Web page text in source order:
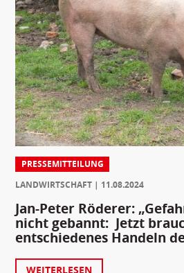
PRESSEMITTEILUNG
LANDWIRTSCHAFT
11.08.2024
Jan-Peter Röderer:
nicht gebannt: Jetzt
entschiedenes Handeln
WEITERLESEN